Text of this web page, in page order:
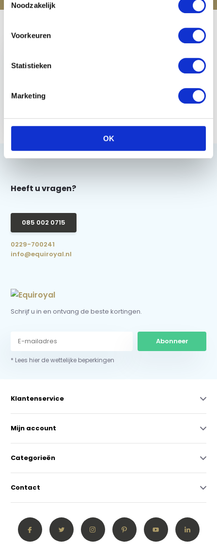
Noodzakelijk
Voorkeuren
Statistieken
Marketing
OK
Recent bekeken
QHP Nummerhouder
€ 10,95
Heeft u vragen?
085 002 0715
0229-700241
info@equiroyal.nl
Schrijf u in en ontvang de beste kortingen.
Abonneer
* Lees hier de wettelijke beperkingen
Klantenservice
Mijn account
Categorieën
Contact